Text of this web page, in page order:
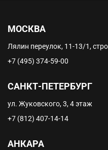
МОСКВА
Лялин переулок, 11-13/1,
+7 (495) 374-59-00
САНКТ-ПЕТЕРБУРГ
ул. Жуковского, 3, 4 этаж
+7 (812) 407-14-14
АНКАРА